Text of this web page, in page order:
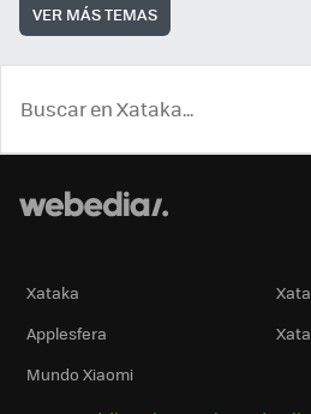
VER MÁS TEMAS
Xataka
Applesfera
Mundo Xiaomi